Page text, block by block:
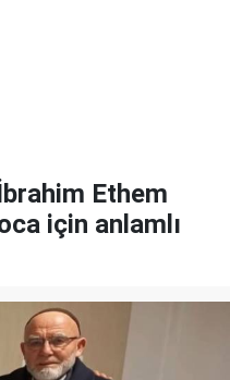
Ethem
için anlamlı